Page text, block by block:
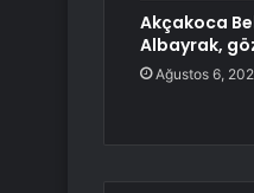
Akçakoca
Albayrak,
Ağustos 6,